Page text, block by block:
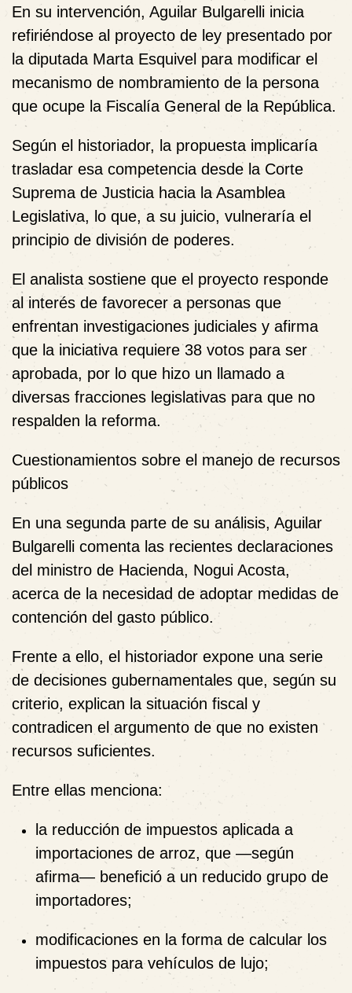
En su intervención, Aguilar Bulgarelli inicia
refiriéndose al proyecto de ley presentado por
la diputada Marta Esquivel para modificar el
mecanismo de nombramiento de la persona
que ocupe la Fiscalía General de la República.
Según el historiador, la propuesta implicaría
trasladar esa competencia desde la Corte
Suprema de Justicia hacia la Asamblea
Legislativa, lo que, a su juicio, vulneraría el
principio de división de poderes.
El analista sostiene que el proyecto responde
al interés de favorecer a personas que
enfrentan investigaciones judiciales y afirma
que la iniciativa requiere 38 votos para ser
aprobada, por lo que hizo un llamado a
diversas fracciones legislativas para que no
respalden la reforma.
Cuestionamientos sobre el manejo de recursos
públicos
En una segunda parte de su análisis, Aguilar
Bulgarelli comenta las recientes declaraciones
del ministro de Hacienda, Nogui Acosta,
acerca de la necesidad de adoptar medidas de
contención del gasto público.
Frente a ello, el historiador expone una serie
de decisiones gubernamentales que, según su
criterio, explican la situación fiscal y
contradicen el argumento de que no existen
recursos suficientes.
Entre ellas menciona:
la reducción de impuestos aplicada a
importaciones de arroz, que —según
afirma— benefició a un reducido grupo de
importadores;
modificaciones en la forma de calcular los
impuestos para vehículos de lujo;